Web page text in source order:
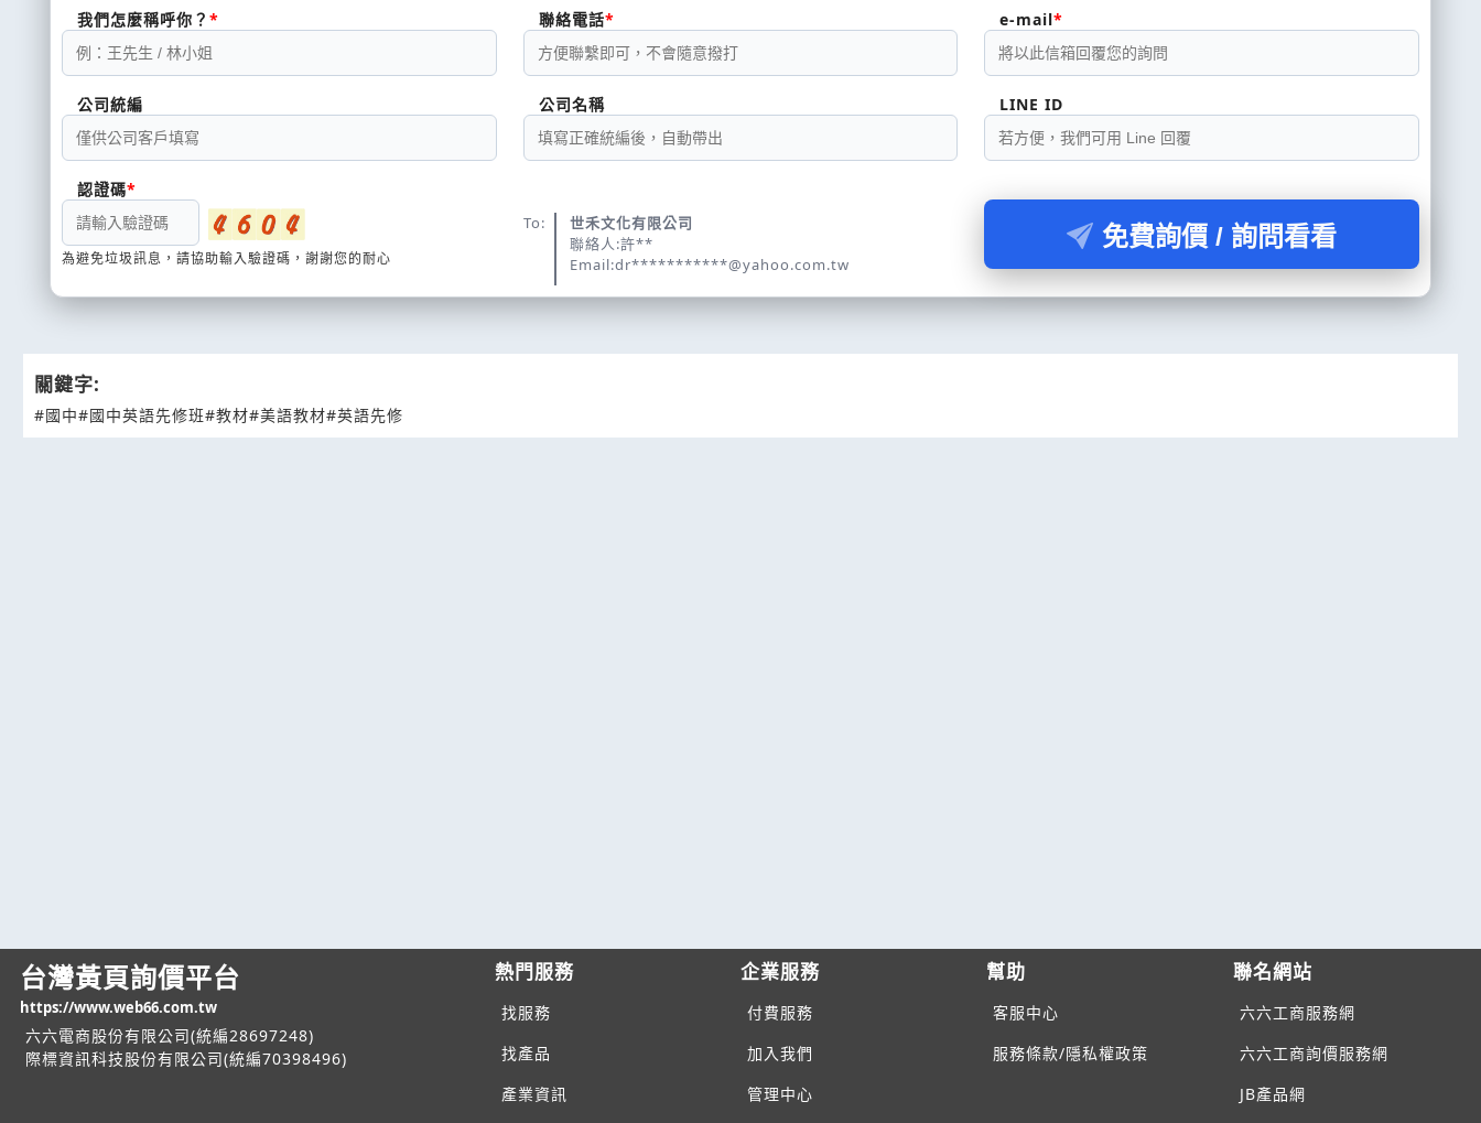
我們怎麼稱呼你？ 聯絡電話 e-mail
公司統編 公司名稱 LINE ID
認證碼
為避免垃圾訊息，請協助輸入驗證碼，謝謝您的耐心
To:
世禾文化有限公司
聯絡人:許**
Email:dr***********@yahoo.com.tw
免費詢價 / 詢問看看
關鍵字:
#國中#國中英語先修班#教材#美語教材#英語先修
台灣黃頁詢價平台
https://www.web66.com.tw
六六電商股份有限公司(統編28697248)
際標資訊科技股份有限公司(統編70398496)
熱門服務
找服務
找產品
產業資訊
企業服務
付費服務
加入我們
管理中心
幫助
客服中心
服務條款/隱私權政策
聯名網站
六六工商服務網
六六工商詢價服務網
JB產品網